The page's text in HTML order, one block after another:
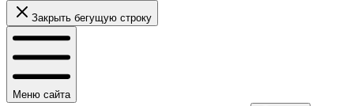
Закрыть бегущую строку
Меню сайта